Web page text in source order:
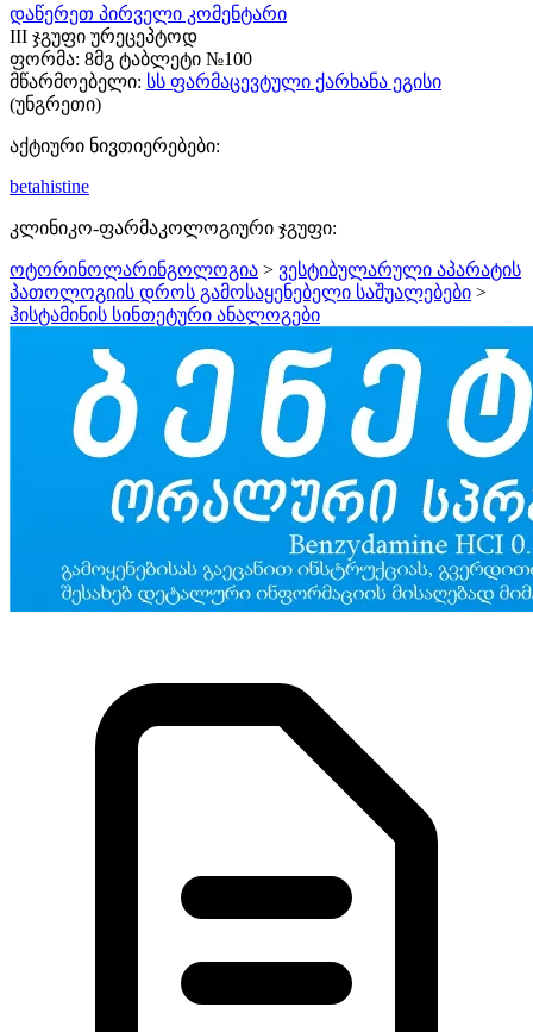
დაწერეთ პირველი კომენტარი
III ჯგუფი ურეცეპტოდ
ფორმა: 8მგ ტაბლეტი №100
მწარმოებელი: სს ფარმაცევტული ქარხანა ეგისი
(უნგრეთი)
აქტიური ნივთიერებები:
betahistine
კლინიკო-ფარმაკოლოგიური ჯგუფი:
ოტორინოლარინგოლოგია > ვესტიბულარული აპარატის
პათოლოგიის დროს გამოსაყენებელი საშუალებები >
ჰისტამინის სინთეტური ანალოგები